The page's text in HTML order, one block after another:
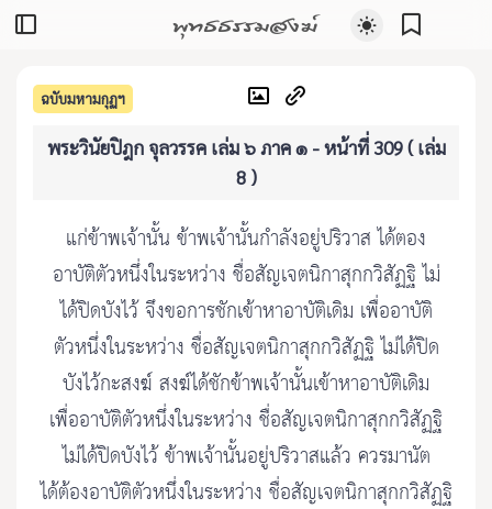
พุทธธรรมสงฆ์
ฉบับมหามกุฏฯ
พระวินัยปิฎก จุลวรรค เล่ม ๖ ภาค ๑ - หน้าที่ 309 ( เล่ม
8 )
แก่ข้าพเจ้านั้น ข้าพเจ้านั้นกำลังอยู่ปริวาส ได้ตอง
อาบัติตัวหนึ่งในระหว่าง ชื่อสัญเจตนิกาสุกกวิสัฏฐิ ไม่
ได้ปิดบังไว้ จึงขอการชักเข้าหาอาบัติเดิม เพื่ออาบัติ
ตัวหนึ่งในระหว่าง ชื่อสัญเจตนิกาสุกกวิสัฏฐิ ไม่ได้ปิด
บังไว้กะสงฆ์ สงฆ์ได้ชักข้าพเจ้านั้นเข้าหาอาบัติเดิม
เพื่ออาบัติตัวหนึ่งในระหว่าง ชื่อสัญเจตนิกาสุกกวิสัฏฐิ
ไม่ได้ปิดบังไว้ ข้าพเจ้านั้นอยู่ปริวาสแล้ว ควรมานัต
ได้ต้องอาบัติตัวหนึ่งในระหว่าง ชื่อสัญเจตนิกาสุกกวิสัฏฐิ